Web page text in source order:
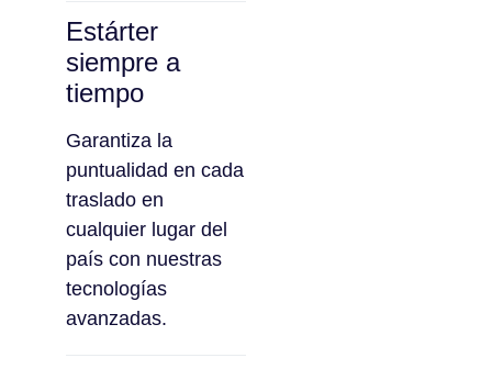
Estárter
siempre a
tiempo
Garantiza la
puntualidad en cada
traslado en
cualquier lugar del
país con nuestras
tecnologías
avanzadas.